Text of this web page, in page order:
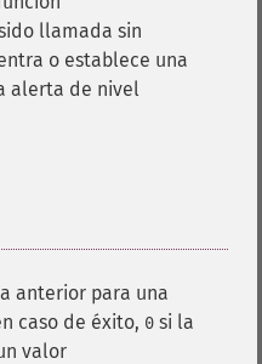
llamada sin
o establece una
alerta de nivel
anterior para una
caso de éxito, 0 si la
valor